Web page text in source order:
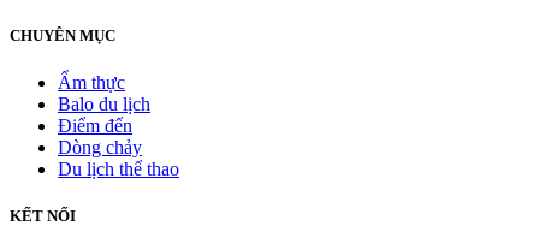
CHUYÊN MỤC
Ẩm thực
Balo du lịch
Điểm đến
Dòng chảy
Du lịch thể thao
KẾT NỐI